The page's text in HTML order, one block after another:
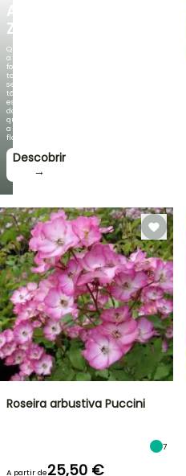
AGAPANTHUS
ZAMBEZI
Quando
a
folhagem
torna-
se
tão
espetacular
do
que
a
floração!
Descobrir
→
Roseira arbustiva Puccini
7
A partir de25,50 €